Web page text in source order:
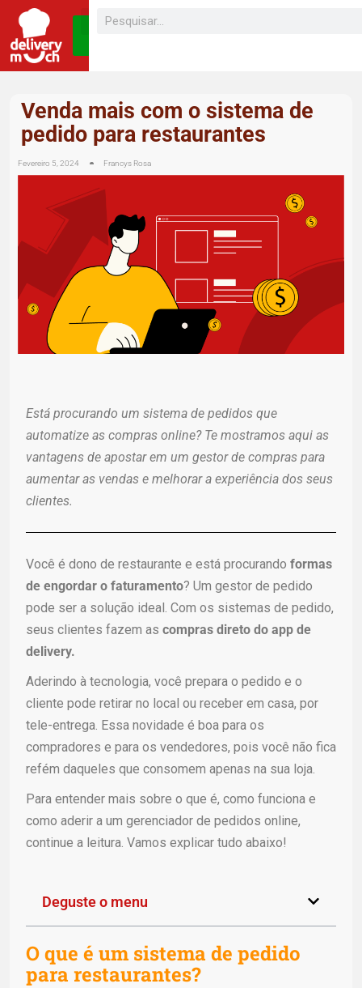
SEJA UM
Venda mais com o sistema de
pedido para restaurantes
Fevereiro 5, 2024 Francys Rosa
Está procurando um sistema de pedidos que
automatize as compras online? Te mostramos aqui as
vantagens de apostar em um gestor de compras para
aumentar as vendas e melhorar a experiência dos seus
clientes.
Você é dono de restaurante e está procurando formas
de engordar o faturamento? Um gestor de pedido
pode ser a solução ideal. Com os sistemas de pedido,
seus clientes fazem as compras direto do app de
delivery.
Aderindo à tecnologia, você prepara o pedido e o
cliente pode retirar no local ou receber em casa, por
tele-entrega. Essa novidade é boa para os
compradores e para os vendedores, pois você não fica
refém daqueles que consomem apenas na sua loja.
Para entender mais sobre o que é, como funciona e
como aderir a um gerenciador de pedidos online,
continue a leitura. Vamos explicar tudo abaixo!
Deguste o menu
O que é um sistema de pedido
para restaurantes?